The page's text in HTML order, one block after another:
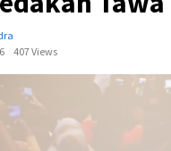
407 Views